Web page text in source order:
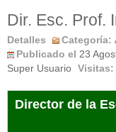
Dir. Esc. Prof.
Detalles Categoría:
Publicado el 23
Super Usuario Visitas:
Director de la